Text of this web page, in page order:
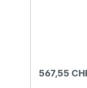
567,55